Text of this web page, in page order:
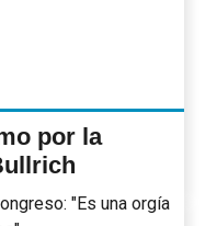
por la